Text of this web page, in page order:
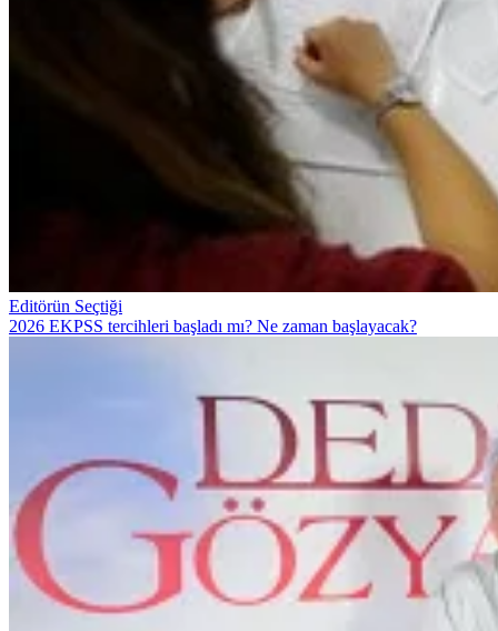
Editörün Seçtiği
2026 EKPSS tercihleri başladı mı? Ne zaman başlayacak?